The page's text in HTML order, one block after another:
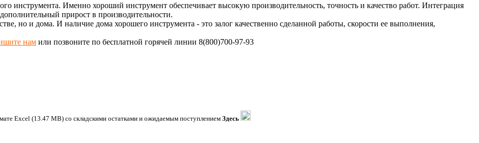
инструмента. Именно хороший инструмент обеспечивает высокую производительность, точность и качество работ. Интеграция
прирост в производительности.
но и дома. И наличие дома хорошего инструмента - это залог качественно сделанной работы, скорости ее выполнения,
нам или позвоните по бесплатной горячей линии 8(800)700-97-93
Excel (13.47 MB) со складскими остатками и ожидаемым поступлением Здесь